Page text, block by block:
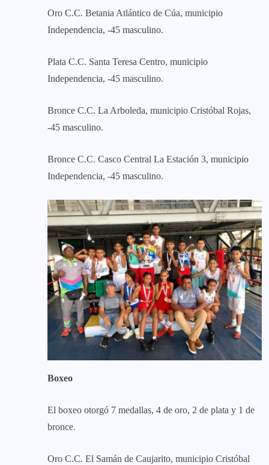
Oro C.C. Betania Atlántico de Cúa, municipio
Independencia, -45 masculino.
Plata C.C. Santa Teresa Centro, municipio
Independencia, -45 masculino.
Bronce C.C. La Arboleda, municipio Cristóbal Rojas,
-45 masculino.
Bronce C.C. Casco Central La Estación 3, municipio
Independencia, -45 masculino.
Boxeo
El boxeo otorgó 7 medallas, 4 de oro, 2 de plata y 1 de
bronce.
Oro C.C. El Samán de Caujarito, municipio Cristóbal